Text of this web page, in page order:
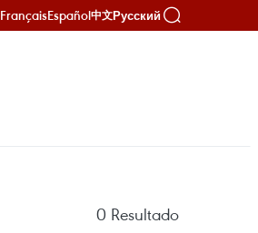
FrançaisEspañol中文Русский
0 Resultado